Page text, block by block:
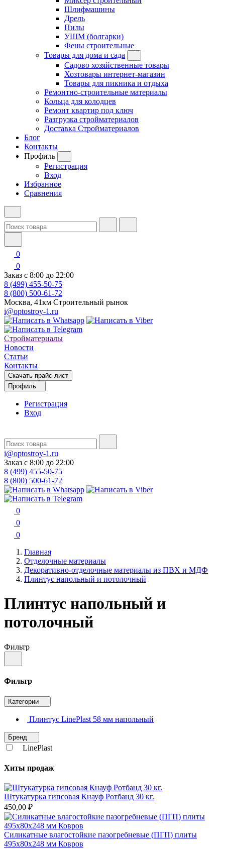
Шлифмашины
Дрель
Пилы
УШМ (болгарки)
Фены строительные
Товары для дома и сада
Садово хозяйственные товары
Хозтовары интернет-магазин
Товары для пикника и отдыха
Ремонтно-строительные материалы
Кольца для колодцев
Ремонт квартир под ключ
Разгрузка стройматериалов
Доставка Стройматериалов
Блог
Контакты
Профиль
Регистрация
Вход
Избранное
Сравнения
0
0
Заказ с 8:00 до 22:00
8 (499) 455-50-75
8 (800) 500-61-72
Москва, 41км Строительный рынок
i@optostroy-1.ru
Стройматериалы
Новости
Статьи
Контакты
Скачать прайс лист
Профиль
Регистрация
Вход
i@optostroy-1.ru
Заказ с 8:00 до 22:00
8 (499) 455-50-75
8 (800) 500-61-72
0
0
0
Главная
Отделочные материалы
Декоративно-отделочные материалы из ПВХ и МДФ
Плинтус напольный и потолочный
Плинтус напольный и
потолочный
Фильтр
Фильтр
Категории
Плинтус LinePlast 58 мм напольный
Бренд
LinePlast
Хиты продаж
Штукатурка гипсовая Кнауф Ротбанд 30 кг.
450,00 ₽
Силикатные влагостойкие пазогребневые (ПГП) плиты
495х80х248 мм Ковров